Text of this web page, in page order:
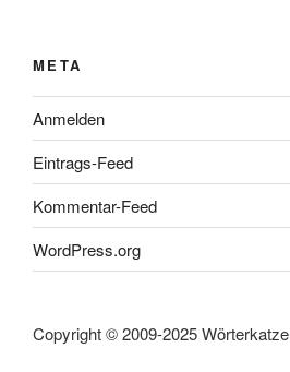
META
Anmelden
Eintrags-Feed
Kommentar-Feed
WordPress.org
Copyright © 2009-2025 Wörterkatze